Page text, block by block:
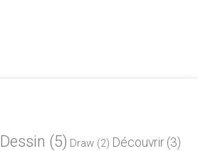
Dessin (5) Draw (2) Découvrir(3)